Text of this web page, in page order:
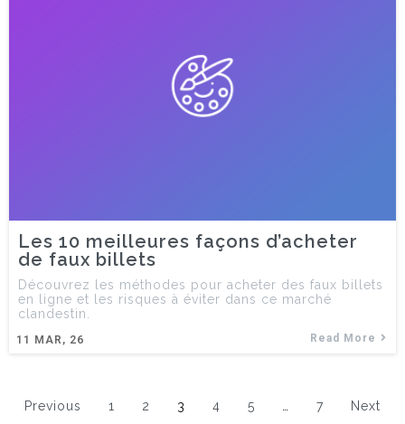
Les 10 meilleures façons d’acheter
de faux billets
11 MAR, 26
Découvrez les méthodes pour acheter des faux billets
en ligne et les risques à éviter dans ce marché
clandestin.
Read More
Previous 1 2 3 4 5 7 Next